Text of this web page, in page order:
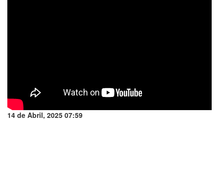
14 de Abril, 2025 07:59